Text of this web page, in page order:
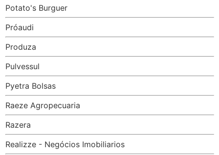
Potato's Burguer
Próaudi
Produza
Pulvessul
Pyetra Bolsas
Raeze Agropecuaria
Razera
Realizze - Negócios Imobiliarios